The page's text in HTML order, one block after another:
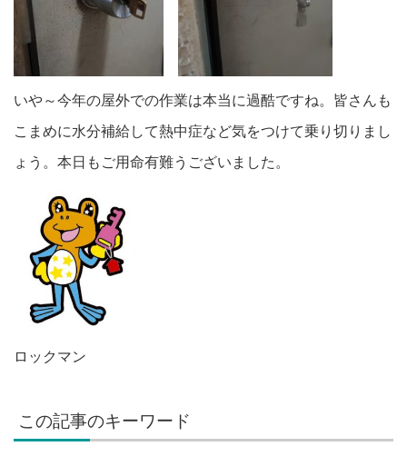
いや～今年の屋外での作業は本当に過酷ですね。皆さんも
こまめに水分補給して熱中症など気をつけて乗り切りまし
ょう。本日もご用命有難うございました。
ロックマン
この記事のキーワード